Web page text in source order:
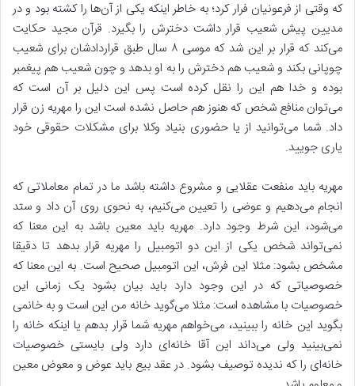
که وقتی از فرعونیان فرار کرد؛ به خاطر اینکه یکی از آن‌ها را کشته بود و در
مدیین پیش شعیب قرار داشت دخترش را بگیرد. قرآن مجید حکایت
می‌کند که قرار بر این شد که موسی ۸ سال طبق قراردادشان برای شعیب
چوپانی بکند و شعیب هم دخترش را به او بدهد و چون شعیب هم پیغمبر
بوده و خدا هم این را نقل کرده است پس این دلیل بر آن است که
می‌توان منافع شخص که هنوز هم حاصل نشده است این را مهریه زن قرار
داد. شما می‌توانید از یا حضوری بنیاد وکلا برای مشکلات حقوقی خود
یاری جویید.
مهریه باید منفعت عقلایی و مشروع داشته باشد ما در تمام معاملاتی که
انجام می‌دهیم و عوضی را تعیین می‌کنیم، به نحوی روی آن داد و ستد
می‌شود، این شرط وجود دارد. مهریه باید معین باشد به این معنا که
نمی‌تواند شخص یکی از این دو اتومبیل را مهریه قرار بدهد تا دقیقا
مشخص بشود: مثلا این فرش، این اتومبیل صحیح است. به این معنا که
خصوصیاتی که در این وجود دارد باید بیان بشود یک زمانی این
خصوصیات با مشاهده است: مثلا می‌گوید خانه من این است و به خانمی
بگوید این خانه را ببینید، می‌خواهم مهریه شما قرار بدهم یا اینکه خانه را
نمی‌بینید ولی می‌داند این آقا خانه‌ای دارد ولی بایستی خصوصیات
خانه‌ای را که ندیده توصیف بشود. در عقد بیع باید عوض و معوض معین